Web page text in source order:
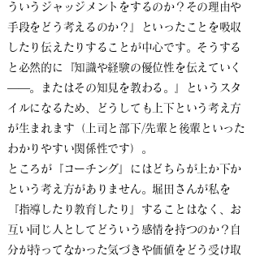
ういうジャッジメントをするのか？その理由や
手段をどう考えるのか？』といったことを吸収
したり伝えたりすることが中心です。そうする
と必然的に『知識や経験の優位性を伝えていく
――。またはその知見を教わる。』というスタ
イルになるため、どうしても上下という考え方
が生まれます（上司と部下/先輩と後輩といった
わかりやすい関係性です）。
ところが『コーチング』にはどちらが上か下か
という考え方がありません。堀田さんが私を
『指導したり教育したり』することはなく、お
互い同じ人としてどういう感情を持つのか？自
分が持ってなかった気づきや価値をどう受け取